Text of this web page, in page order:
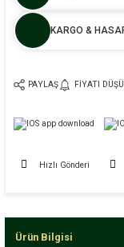
KARGO &
PAYLAŞ FIYATI
Hızlı Gönderi
Ürün Bilgisi